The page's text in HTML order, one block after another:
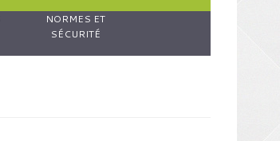
NORMES ET
SÉCURITÉ